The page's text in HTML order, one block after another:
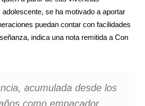
se ha motivado a aportar
puedan contar con facilidades
indica una nota remitida a Con
acumulada desde los
como empacador,